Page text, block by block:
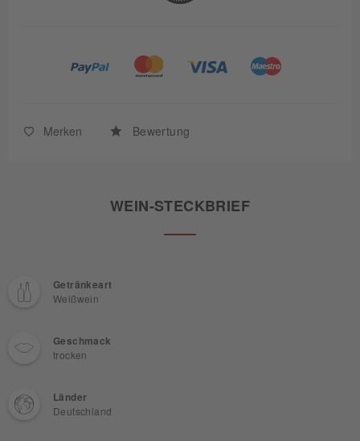
Merken Bewertung
WEIN-STECKBRIEF
Getränkeart
Weißwein
Geschmack
trocken
Länder
Deutschland